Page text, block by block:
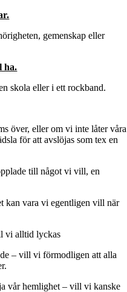
gemenskap eller
ha.
skola eller i ett rockband.
över, eller om vi inte låter våra
för att avslöjas som tex en
till något vi vill, en
kan vara vi egentligen vill när
vi alltid lyckas
– vill vi förmodligen att alla
vår hemlighet – vill vi kanske